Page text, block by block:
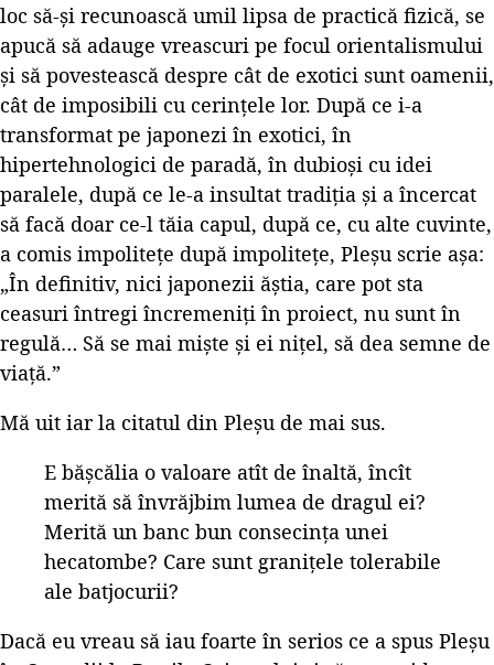
loc să-și recunoască umil lipsa de practică fizică, se
apucă să adauge vreascuri pe focul orientalismului
și să povestească despre cât de exotici sunt oamenii,
cât de imposibili cu cerințele lor. După ce i-a
transformat pe japonezi în exotici, în
hipertehnologici de paradă, în dubioși cu idei
paralele, după ce le-a insultat tradiția și a încercat
să facă doar ce-l tăia capul, după ce, cu alte cuvinte,
a comis impolitețe după impolitețe, Pleșu scrie așa:
„În definitiv, nici japonezii ăştia, care pot sta
ceasuri întregi încremeniţi în proiect, nu sunt în
regulă… Să se mai mişte şi ei niţel, să dea semne de
viaţă.”
Mă uit iar la citatul din Pleșu de mai sus.
E băşcălia o valoare atît de înaltă, încît
merită să învrăjbim lumea de dragul ei?
Merită un banc bun consecinţa unei
hecatombe? Care sunt graniţele tolerabile
ale batjocurii?
Dacă eu vreau să iau foarte în serios ce a spus Pleșu